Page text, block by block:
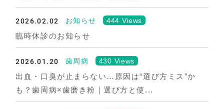
2026.02.02 お知らせ 444 Views
臨時休診のお知らせ
2026.01.20 歯周病 430 Views
出血・口臭が止まらない…原因は“選び方ミス”か
も？歯周病×歯磨き粉｜選び方と使...